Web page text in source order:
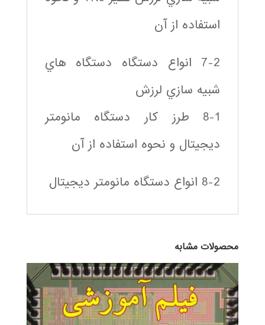
استفاده از آن
7-2 انواع دستگاه دستگاه هاي
شبيه سازي لرزش
8-1 طرز كار دستگاه مانومتر
ديجيتال و نحوه استفاده از آن
8-2 انواع دستگاه مانومتر ديجيتال
محصولات مشابه